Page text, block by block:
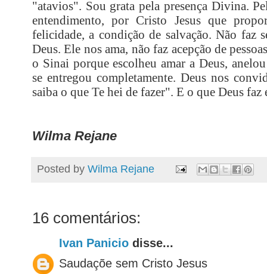
"atavios". Sou grata pela presença Divina.
entendimento, por Cristo Jesus que
felicidade, a condição de salvação. Não faz
Deus. Ele nos ama, não faz acepção de
o Sinai porque escolheu amar a Deus,
se entregou completamente. Deus nos
saiba o que Te hei de fazer". E o que Deus faz
Wilma Rejane
Posted by Wilma Rejane
16 comentários:
Ivan Panicio disse...
Saudaçõe sem Cristo Jesus